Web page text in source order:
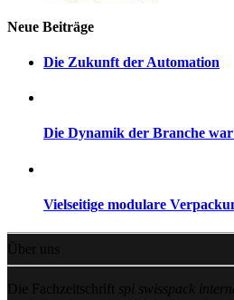
Neue Beiträge
Die Zukunft der Automation
Die Dynamik der Branche
Vielseitige modulare
Über uns
Die Fachzeitschrift
spi swisspack